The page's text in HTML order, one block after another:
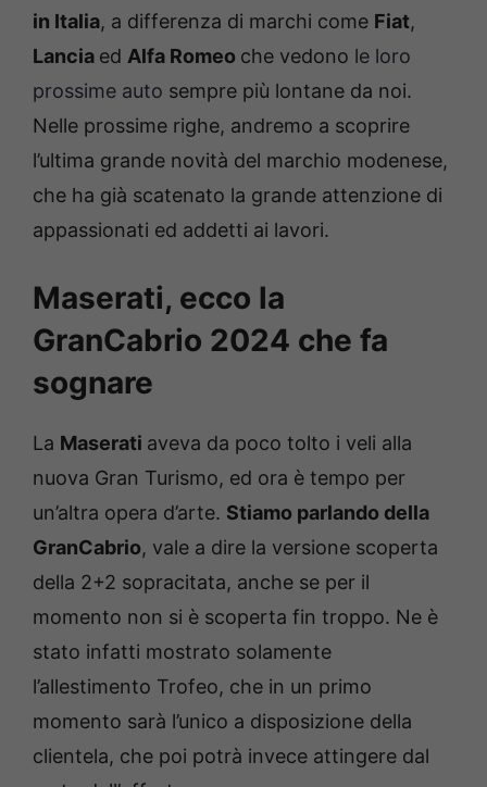
in Italia, a differenza di marchi come Fiat,
Lancia ed Alfa Romeo che vedono le loro
prossime auto sempre più lontane da noi.
Nelle prossime righe, andremo a scoprire
l’ultima grande novità del marchio modenese,
che ha già scatenato la grande attenzione di
appassionati ed addetti ai lavori.
Maserati, ecco la
GranCabrio 2024 che fa
sognare
La Maserati aveva da poco tolto i veli alla
nuova Gran Turismo, ed ora è tempo per
un’altra opera d’arte. Stiamo parlando della
GranCabrio, vale a dire la versione scoperta
della 2+2 sopracitata, anche se per il
momento non si è scoperta fin troppo. Ne è
stato infatti mostrato solamente
l’allestimento Trofeo, che in un primo
momento sarà l’unico a disposizione della
clientela, che poi potrà invece attingere dal